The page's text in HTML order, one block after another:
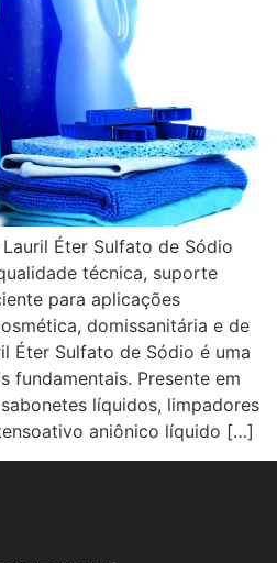
Éter Sulfato de Sódio
técnica, suporte
para aplicações
domissanitária e de
Éter Sulfato de Sódio é uma
fundamentais. Presente em
líquidos, limpadores
aniônico líquido […]